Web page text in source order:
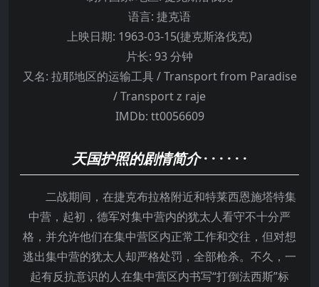
语言: 捷克语
上映日期: 1963-03-15(捷克斯洛伐克)
片长: 93 分钟
又名: 拉耶地区的运输工具 / Transport from Paradise
/ Transport z raje
IMDb: tt0056609
天国护照的剧情简介· · · · · ·
二战期间，在捷克布拉格附近和特莱西恩施塔特集
中营，起初，德军对集中营内的犹太人看守不十分严
格，并允许他们在集中营区内正常工作和交往，但对想
逃出集中营的犹太人却严格处罚，全部枪杀。不久，一
起有反抗意识的人在集中营区内书写“打倒法西斯”标